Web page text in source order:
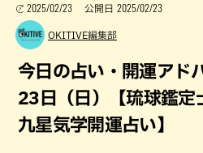
2025/02/23 公開日 2025/02/23
OKITIVE編集部
今日の占い・開運アド
23日（日）【琉球鑑定
九星気学開運占い】